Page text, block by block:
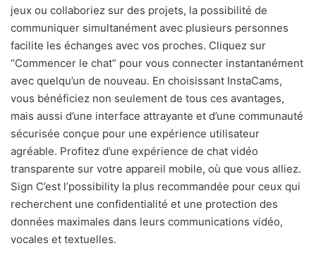
jeux ou collaboriez sur des projets, la possibilité de
communiquer simultanément avec plusieurs personnes
facilite les échanges avec vos proches. Cliquez sur
“Commencer le chat” pour vous connecter instantanément
avec quelqu’un de nouveau. En choisissant InstaCams,
vous bénéficiez non seulement de tous ces avantages,
mais aussi d’une interface attrayante et d’une communauté
sécurisée conçue pour une expérience utilisateur
agréable. Profitez d’une expérience de chat vidéo
transparente sur votre appareil mobile, où que vous alliez.
Sign C’est l’possibility la plus recommandée pour ceux qui
recherchent une confidentialité et une protection des
données maximales dans leurs communications vidéo,
vocales et textuelles.